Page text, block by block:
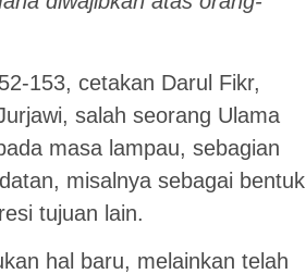
153, cetakan Darul Fikr,
salah seorang Ulama
masa lampau, sebagian
misalnya sebagai bentuk
tujuan lain.
hal baru, melainkan telah